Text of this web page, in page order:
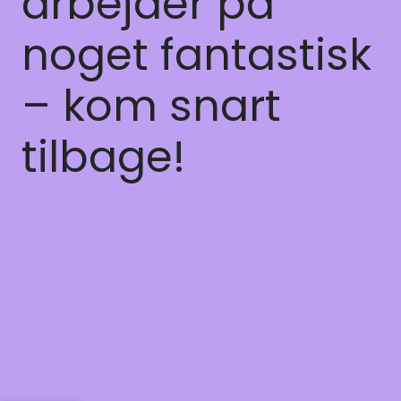
noget fantastisk
– kom snart
tilbage!